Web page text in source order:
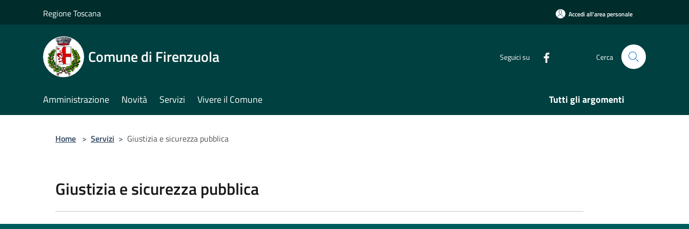
Regione Toscana Accedi all'area personale
Comune di Firenzuola Seguici su Cerca
Amministrazione Novità Servizi Vivere il Comune Tutti gli argomenti
Home > Servizi > Giustizia e sicurezza pubblica
Giustizia e sicurezza pubblica